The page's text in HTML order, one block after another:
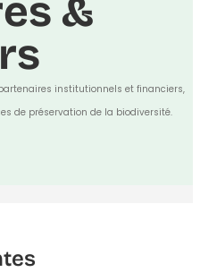
&
institutionnels et financiers,
de préservation de la biodiversité.